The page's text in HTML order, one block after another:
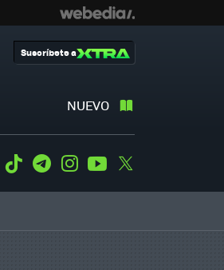
NUEVO
Suscríbete a
WhatsApp
Tiktok TelegramInstagramYoutube